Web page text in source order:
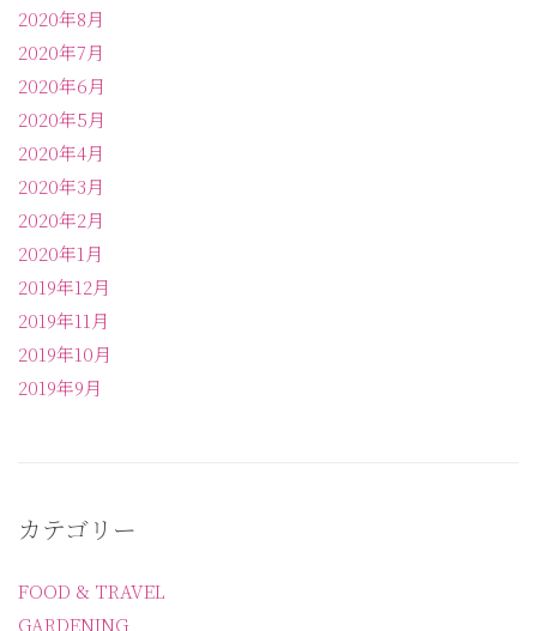
2020年8月
2020年7月
2020年6月
2020年5月
2020年4月
2020年3月
2020年2月
2020年1月
2019年12月
2019年11月
2019年10月
2019年9月
カテゴリー
FOOD & TRAVEL
GARDENING